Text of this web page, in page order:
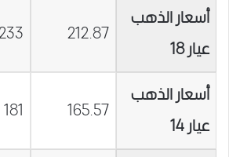
أسعار الذهب
عيار 18
212.87
أسعار الذهب
عيار 14
165.57
181